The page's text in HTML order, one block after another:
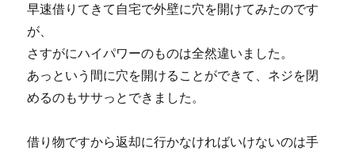
早速借りてきて自宅で外壁に穴を開けてみたのです
が、
さすがにハイパワーのものは全然違いました。
あっという間に穴を開けることができて、ネジを閉
めるのもササっとできました。
借り物ですから返却に行かなければいけないのは手